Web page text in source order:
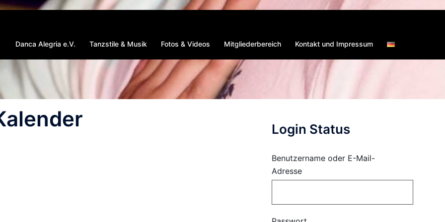
Danca Alegria e.V. Tanzstile & Musik Fotos & Videos Mitgliederbereich Kontakt und Impressum
Login Status
Benutzername oder E-Mail-
Adresse